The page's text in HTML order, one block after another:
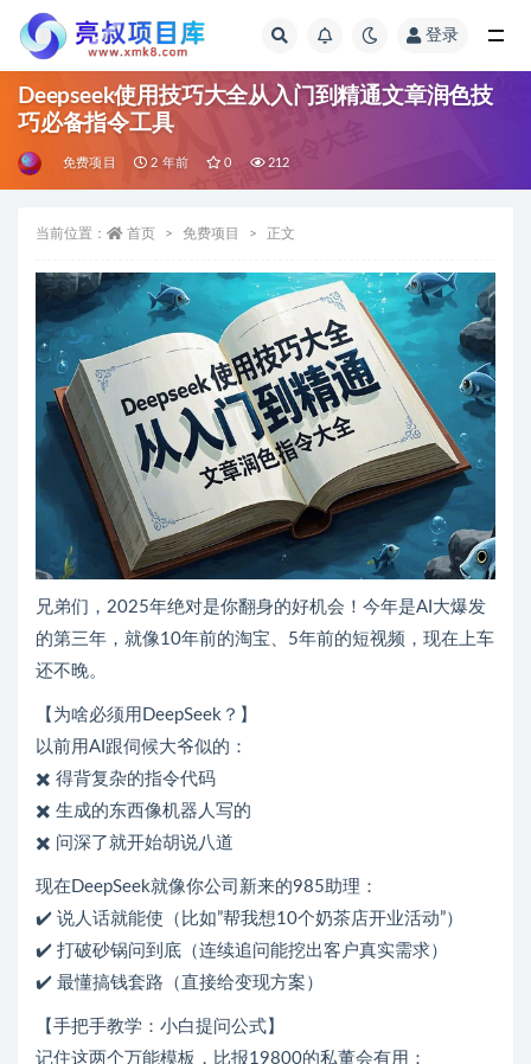
登录
Deepseek使用技巧大全从入门到精通文章润色技
巧必备指令工具
免费项目 2 年前 0 212
当前位置： 首页 免费项目 正文
兄弟们，2025年绝对是你翻身的好机会！今年是AI大爆发
的第三年，就像10年前的淘宝、5年前的短视频，现在上车
还不晚。
【为啥必须用DeepSeek？】
以前用AI跟伺候大爷似的：
✖️ 得背复杂的指令代码
✖️ 生成的东西像机器人写的
✖️ 问深了就开始胡说八道
现在DeepSeek就像你公司新来的985助理：
✔️ 说人话就能使（比如”帮我想10个奶茶店开业活动”）
✔️ 打破砂锅问到底（连续追问能挖出客户真实需求）
✔️ 最懂搞钱套路（直接给变现方案）
【手把手教学：小白提问公式】
记住这两个万能模板，比报19800的私董会有用：